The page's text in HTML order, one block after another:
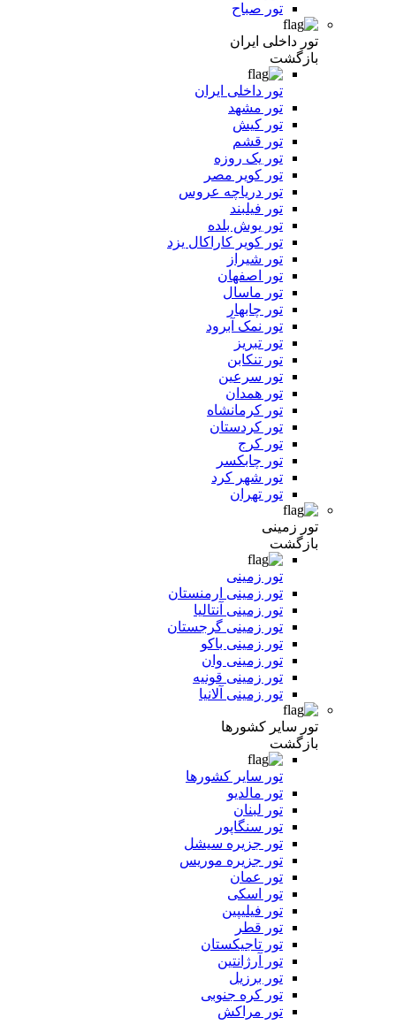
تور صباح
تور داخلی ایران
بازگشت
تور داخلی ایران
تور مشهد
تور کیش
تور قشم
تور یک روزه
تور کویر مصر
تور دریاچه عروس
تور فیلبند
تور یوش بلده
تور کویر کاراکال یزد
تور شیراز
تور اصفهان
تور ماسال
تور چابهار
تور نمک آبرود
تور تبریز
تور تنکابن
تور سرعین
تور همدان
تور کرمانشاه
تور کردستان
تور کرج
تور چابکسر
تور شهر کرد
تور تهران
تور زمینی
بازگشت
تور زمینی
تور زمینی ارمنستان
تور زمینی آنتالیا
تور زمینی گرجستان
تور زمینی باکو
تور زمینی وان
تور زمینی قونیه
تور زمینی آلانیا
تور سایر کشورها
بازگشت
تور سایر کشورها
تور مالدیو
تور لبنان
تور سنگاپور
تور جزیره سیشل
تور جزیره موریس
تور عمان
تور اسکی
تور فیلیپین
تور قطر
تور تاجیکستان
تور آرژانتین
تور برزیل
تور کره جنوبی
تور مراکش